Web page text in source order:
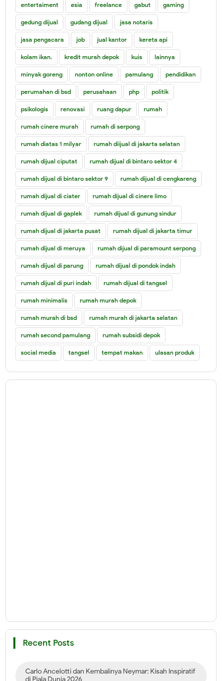
entertaiment esia freelance gabut gaming
gedung dijual gudang dijual jasa notaris
jasa pengacara job jual kantor kereta api
kolam ikan. kredit murah depok kuis lainnya
minyak goreng nonton online pamulang pendidikan
perumahan di bsd perusahaan php politik
psikologis renovasi ruang dapur rumah
rumah cinere murah rumah di serpong
rumah diatas 1 milyar rumah diijual di jakarta selatan
rumah dijual ciputat rumah dijual di bintaro sektor 4
rumah dijual di bintaro sektor 9 rumah dijual di cengkareng
rumah dijual di ciater rumah dijual di cinere limo
rumah dijual di gaplek rumah dijual di gunung sindur
rumah dijual di jakarta pusat rumah dijual di jakarta timur
rumah dijual di meruya rumah dijual di paramount serpong
rumah dijual di parung rumah dijual di pondok indah
rumah dijual di puri indah rumah dijual di tangsel
rumah minimalis rumah murah depok
rumah murah di bsd rumah murah di jakarta selatan
rumah second pamulang rumah subsidi depok
social media tangsel tempat makan ulasan produk
Recent Posts
Carlo Ancelotti dan Kembalinya Neymar: Kisah Inspiratif
di Piala Dunia 2026